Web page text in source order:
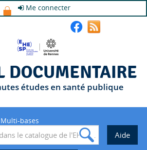
Me connecter
DOCUMENTAIRE
études en santé publique
Multi-bases